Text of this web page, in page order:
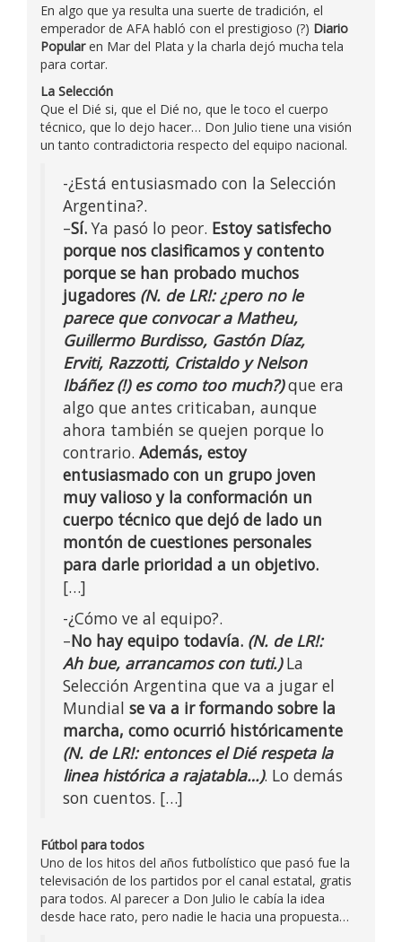
En algo que ya resulta una suerte de tradición, el
emperador de AFA habló con el prestigioso (?) Diario
Popularen Mar del Plata y la charla dejó mucha tela
para cortar.
La Selección
Que el Dié si, que el Dié no, que le toco el cuerpo
técnico, que lo dejo hacer… Don Julio tiene una visión
un tanto contradictoria respecto del equipo nacional.
-¿Está entusiasmado con la Selección
Argentina?.
–Sí.Ya pasó lo peor. Estoy satisfecho
porque nos clasificamos y contento
porque se han probado muchos
jugadores (N. de LR!: ¿pero no le
parece que convocar a Matheu,
Guillermo Burdisso, Gastón Díaz,
Erviti, Razzotti, Cristaldo y Nelson
Ibáñez (!) es como too much?)que era
algo que antes criticaban, aunque
ahora también se quejen porque lo
contrario. Además, estoy
entusiasmado con un grupo joven
muy valioso y la conformación un
cuerpo técnico que dejó de lado un
montón de cuestiones personales
para darle prioridad a un objetivo.
[…]
-¿Cómo ve al equipo?.
–No hay equipo todavía. (N. de LR!:
Ah bue, arrancamos con tuti.)La
Selección Argentina que va a jugar el
Mundial se va a ir formando sobre la
marcha, como ocurrió históricamente
(N. de LR!: entonces el Dié respeta la
linea histórica a rajatabla…). Lo demás
son cuentos. […]
Fútbol para todos
Uno de los hitos del años futbolístico que pasó fue la
televisación de los partidos por el canal estatal, gratis
para todos. Al parecer a Don Julio le cabía la idea
desde hace rato, pero nadie le hacia una propuesta…